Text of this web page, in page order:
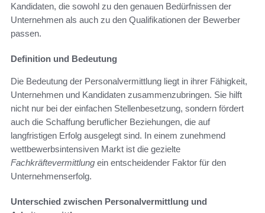
Kandidaten, die sowohl zu den genauen Bedürfnissen der
Unternehmen als auch zu den Qualifikationen der Bewerber
passen.
Definition und Bedeutung
Die Bedeutung der Personalvermittlung liegt in ihrer Fähigkeit,
Unternehmen und Kandidaten zusammenzubringen. Sie hilft
nicht nur bei der einfachen Stellenbesetzung, sondern fördert
auch die Schaffung beruflicher Beziehungen, die auf
langfristigen Erfolg ausgelegt sind. In einem zunehmend
wettbewerbsintensiven Markt ist die gezielte
Fachkräftevermittlung ein entscheidender Faktor für den
Unternehmenserfolg.
Unterschied zwischen Personalvermittlung und